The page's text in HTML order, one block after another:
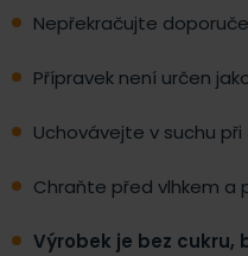
Nepřekračujte
Přípravek není určen
Uchovávejte v suchu při
Chraňte před vlhkem a
Výrobek je bez cukru,